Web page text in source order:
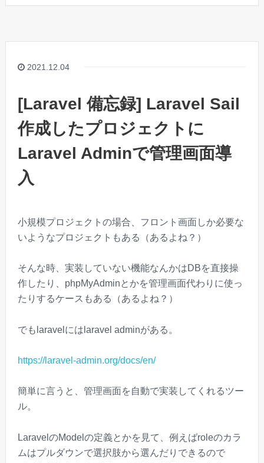
2021.12.04
[Laravel 備忘録] Laravel Sail
作成したプロジェクトに
Laravel Adminで管理画面導
入
小規模プロジェクトの場合、フロント画面しか必要な
いようなプロジェクトもある（あるよね？）
そんな時、実装していない機能なんかはDBを直接操
作したり、phpMyAdminとかを管理画面代わりに使っ
たりするケースもある（あるよね？）
でもlaravelにはlaravel adminがある。
https://laravel-admin.org/docs/en/
簡単に言うと、管理画面を自動で実装してくれるツー
ル。
LaravelのModelの定義とかを見て、例えばroleのカラ
ムはプルダウンで選択肢から選んだりできるので